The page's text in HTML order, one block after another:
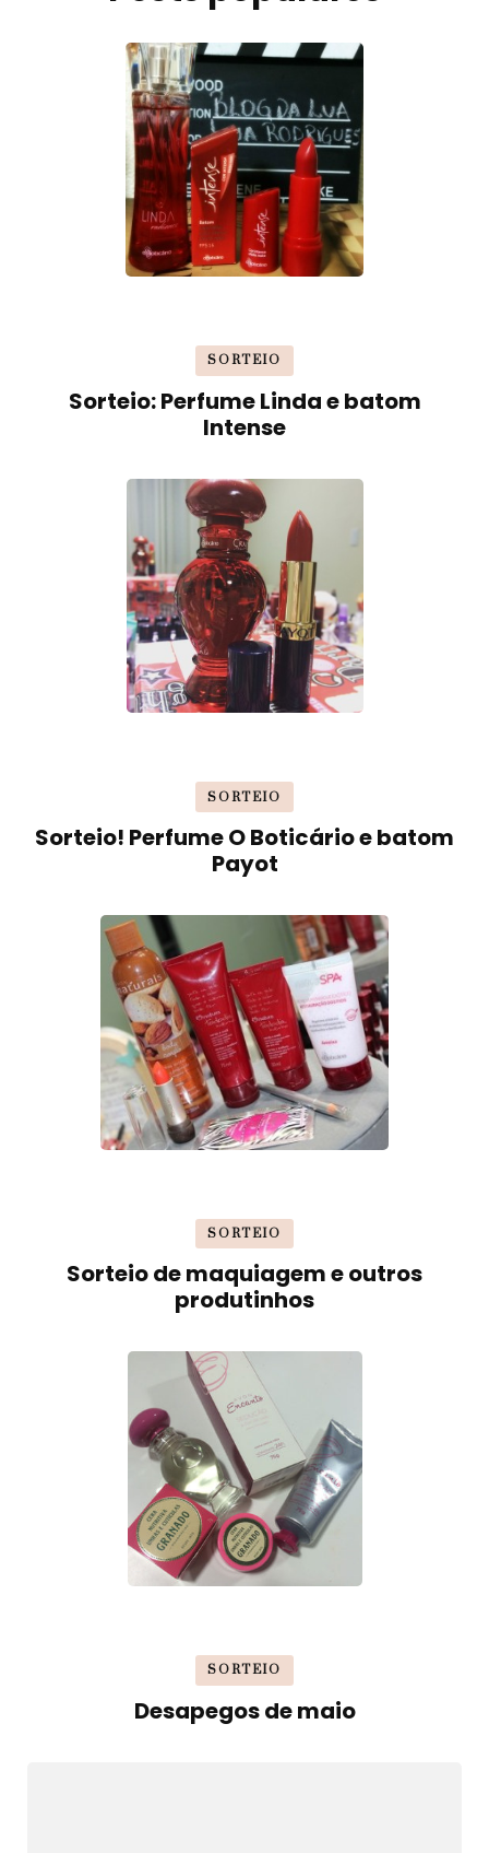
SORTEIO
Sorteio: Perfume Linda e batom
Intense
SORTEIO
Sorteio! Perfume O Boticário e batom
Payot
SORTEIO
Sorteio de maquiagem e outros
produtinhos
SORTEIO
Desapegos de maio